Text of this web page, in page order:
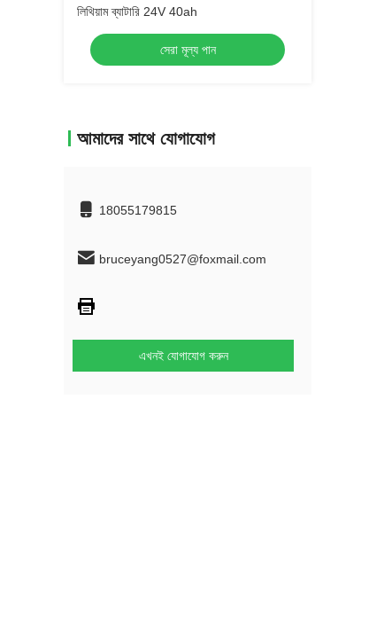
লিথিয়াম ব্যাটারি 24V 40ah
সেরা মূল্য পান
আমাদের সাথে যোগাযোগ
18055179815
bruceyang0527@foxmail.com
এখনই যোগাযোগ করুন